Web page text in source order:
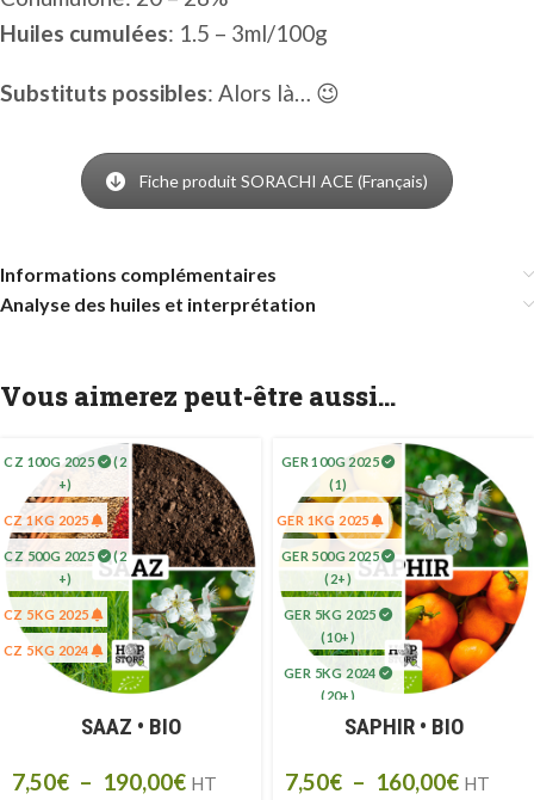
Huiles cumulées: 1.5 – 3ml/100g
Substituts possibles: Alors là… 😉
Fiche produit SORACHI ACE (Français)
Informations complémentaires
Analyse des huiles et interprétation
Vous aimerez peut-être aussi…
CZ 100G 2025
(2
+)
CZ 1KG 2025
CZ 500G 2025
(2
+)
CZ 5KG 2025
CZ 5KG 2024
SAAZ • BIO
7,50€ – 190,00€ HT
GER 100G 2025
(1)
GER 1KG 2025
GER 500G 2025
(2+)
GER 5KG 2025
(10+)
GER 5KG 2024
(20+)
GER 1KG 2024
GER 5KG 2023
SAPHIR • BIO
7,50€ – 160,00€ HT